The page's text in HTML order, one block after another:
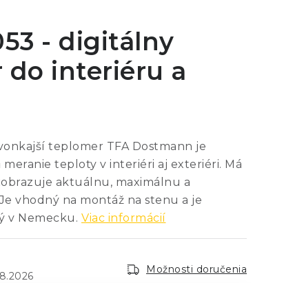
- digitálny
do interiéru a
teplomer TFA Dostmann je
meranie teploty v interiéri aj exteriéri. Má
aktuálnu, maximálnu a
vhodný na montáž na stenu a je
v Nemecku. Viac informácií
Možnosti doručenia